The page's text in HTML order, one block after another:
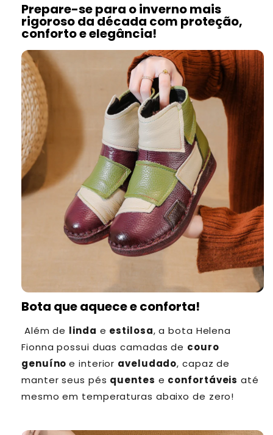
Prepare-se para o inverno mais
rigoroso da década com proteção,
conforto e elegância!
Bota que aquece e conforta!
Além de linda e estilosa, a bota Helena
Fionna possui duas camadas de couro
genuínoe interior aveludado, capaz de
manter seus pés quentes e confortáveis até
mesmo em temperaturas abaixo de zero!